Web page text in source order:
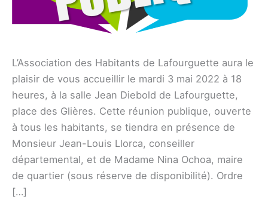
L’Association des Habitants de Lafourguette aura le
plaisir de vous accueillir le mardi 3 mai 2022 à 18
heures, à la salle Jean Diebold de Lafourguette,
place des Glières. Cette réunion publique, ouverte
à tous les habitants, se tiendra en présence de
Monsieur Jean-Louis Llorca, conseiller
départemental, et de Madame Nina Ochoa, maire
de quartier (sous réserve de disponibilité). Ordre
[…]